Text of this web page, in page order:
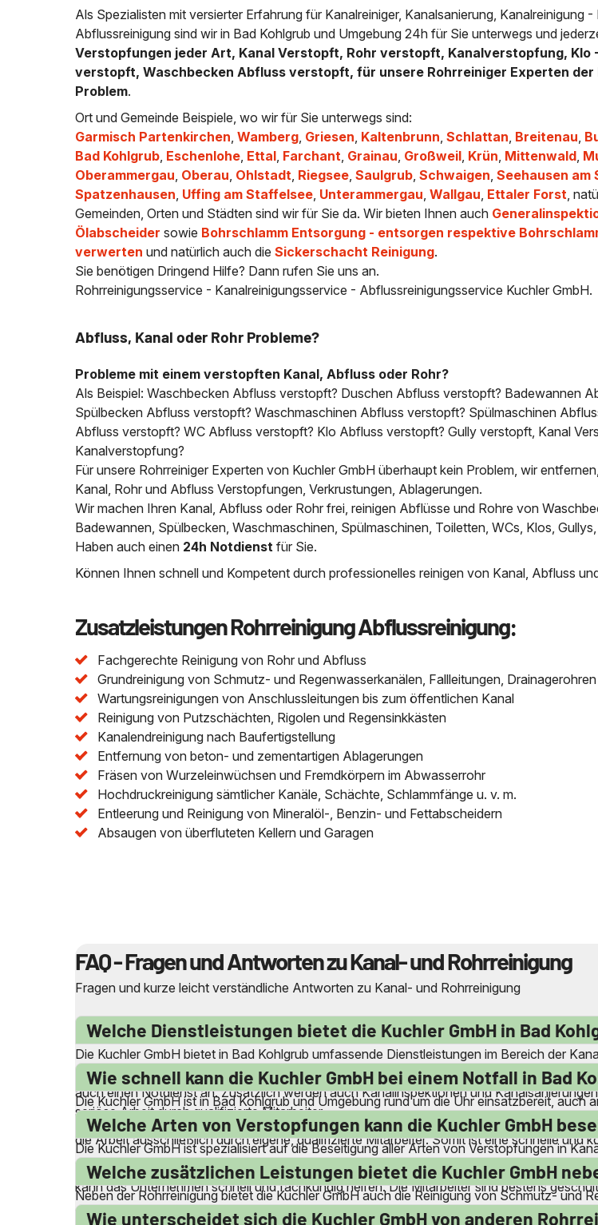
Als Spezialisten mit versierter Erfahrung für Kanalreiniger, Kanalsanierung, Kanalreinigung -
Abflussreinigung sind wir in Bad Kohlgrub und Umgebung 24h für Sie unterwegs und
Verstopfungen jeder Art, Kanal Verstopft, Rohr verstopft, Kanalverstopfung, Klo
verstopft, Waschbecken Abfluss verstopft, für unsere Rohrreiniger Experten der
Problem.
Ort und Gemeinde Beispiele, wo wir für Sie unterwegs sind:
Garmisch Partenkirchen,Wamberg, Griesen, Kaltenbrunn,Schlattan, Breitenau,
Bad Kohlgrub, Eschenlohe, Ettal, Farchant, Grainau, Großweil, Krün, Mittenwald,
Oberammergau, Oberau, Ohlstadt, Riegsee,Saulgrub,Schwaigen,Seehausen am
Spatzenhausen, Uffing am Staffelsee, Unterammergau,Wallgau, Ettaler Forst,
Gemeinden, Orten und Städten sind wir für Sie da. Wir bieten Ihnen auch
Ölabscheider sowie Bohrschlamm Entsorgung - entsorgen respektive
verwerten und natürlich auch dieSickerschacht Reinigung.
Sie benötigen Dringend Hilfe? Dann rufen Sie uns an.
Rohrreinigungsservice - Kanalreinigungsservice - Abflussreinigungsservice Kuchler GmbH.
Abfluss, Kanal oder Rohr Probleme?
Probleme mit einem verstopften Kanal, Abfluss oder Rohr?
Als Beispiel: Waschbecken Abfluss verstopft? Duschen Abfluss verstopft? Badewannen
Spülbecken Abfluss verstopft? Waschmaschinen Abfluss verstopft? Spülmaschinen
Abfluss verstopft? WC Abfluss verstopft? Klo Abfluss verstopft? Gully verstopft, Kanal
Kanalverstopfung?
Für unsere Rohrreiniger Experten von Kuchler GmbH überhaupt kein Problem, wir
Kanal, Rohr und Abfluss Verstopfungen, Verkrustungen, Ablagerungen.
Wir machen Ihren Kanal, Abfluss oder Rohr frei, reinigen Abflüsse und Rohre von
Badewannen, Spülbecken, Waschmaschinen, Spülmaschinen, Toiletten, WCs, Klos,
Haben auch einen 24h Notdienst für Sie.
Können Ihnen schnell und Kompetent durch professionelles reinigen von Kanal, Abfluss
Zusatzleistungen Rohrreinigung Abflussreinigung:
Fachgerechte Reinigung von Rohr und Abfluss
Grundreinigung von Schmutz- und Regenwasserkanälen, Fallleitungen, Drainagerohren
Wartungsreinigungen von Anschlussleitungen bis zum öffentlichen Kanal
Reinigung von Putzschächten, Rigolen und Regensinkkästen
Kanalendreinigung nach Baufertigstellung
Entfernung von beton- und zementartigen Ablagerungen
Fräsen von Wurzeleinwüchsen und Fremdkörpern im Abwasserrohr
Hochdruckreinigung sämtlicher Kanäle, Schächte, Schlammfänge u. v. m.
Entleerung und Reinigung von Mineralöl-, Benzin- und Fettabscheidern
Absaugen von überfluteten Kellern und Garagen
FAQ - Fragen und Antworten zu Kanal- und Rohrreinigung
Fragen und kurze leicht verständliche Antworten zu Kanal- und Rohrreinigung
Welche Dienstleistungen bietet die Kuchler GmbH in Bad
Die Kuchler GmbH bietet in Bad Kohlgrub umfassende Dienstleistungen im Bereich der
von Abwasser- und Abflussleitungen sowie die Beseitigung von Verstopfungen und
auch einen Notdienst an. Zusätzlich werden auch Kanalinspektionen und
seriöse Arbeit durch qualifizierte Mitarbeiter.
Wie schnell kann die Kuchler GmbH bei einem Notfall in Bad
Die Kuchler GmbH ist in Bad Kohlgrub und Umgebung rund um die Uhr einsatzbereit,
kann das Unternehmen schnell vor Ort sein, um Notfälle wie verstopfte Toiletten oder
die Arbeit ausschließlich durch eigene, qualifizierte Mitarbeiter. Somit ist eine schnelle und
Welche Arten von Verstopfungen kann die Kuchler GmbH
Die Kuchler GmbH ist spezialisiert auf die Beseitigung aller Arten von Verstopfungen in
Waschbecken, Duschen, Badewannen, Spülbecken, Waschmaschinen und
kann das Unternehmen schnell und fachkundig helfen. Die Mitarbeiter sind bestens
Welche zusätzlichen Leistungen bietet die Kuchler GmbH
Neben der Rohrreinigung bietet die Kuchler GmbH auch die Reinigung von Schmutz- und
Wartungsreinigungen von Anschlussleitungen bis zum öffentlichen Kanal gehören
Wie unterscheidet sich die Kuchler GmbH von anderen